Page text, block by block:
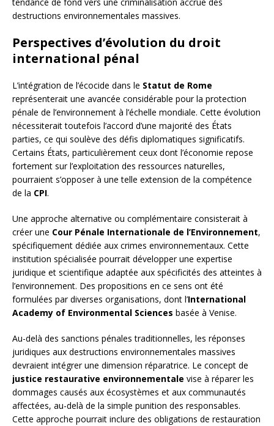
destructions environnementales massives.
Perspectives d’évolution du droit
international pénal
L’intégration de l’écocide dans le Statut de Rome
représenterait une avancée considérable pour la protection
pénale de l’environnement à l’échelle mondiale. Cette évolution
nécessiterait toutefois l’accord d’une majorité des États
parties, ce qui soulève des défis diplomatiques significatifs.
Certains États, particulièrement ceux dont l’économie repose
fortement sur l’exploitation des ressources naturelles,
pourraient s’opposer à une telle extension de la compétence
de la CPI.
Une approche alternative ou complémentaire consisterait à
créer une Cour Pénale Internationale de l’Environnement,
spécifiquement dédiée aux crimes environnementaux. Cette
institution spécialisée pourrait développer une expertise
juridique et scientifique adaptée aux spécificités des atteintes à
l’environnement. Des propositions en ce sens ont été
formulées par diverses organisations, dont l’International
Academy of Environmental Sciences basée à Venise.
Au-delà des sanctions pénales traditionnelles, les réponses
juridiques aux destructions environnementales massives
devraient intégrer une dimension réparatrice. Le concept de
justice restaurative environnementale vise à réparer les
dommages causés aux écosystèmes et aux communautés
affectées, au-delà de la simple punition des responsables.
Cette approche pourrait inclure des obligations de restauration